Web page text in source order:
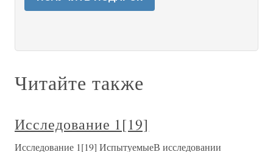
Читайте также
Исследование 1[19]
Исследование 1[19] ИспытуемыеВ исследовании